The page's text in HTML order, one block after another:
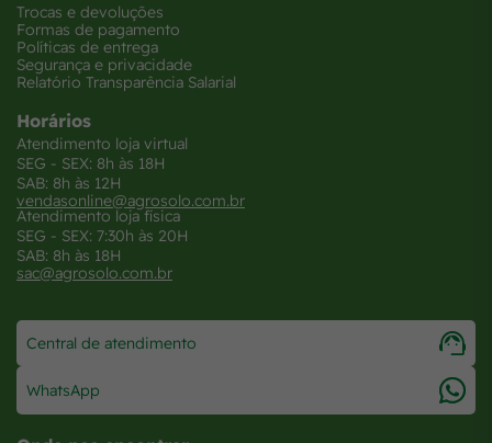
Trocas e devoluções
Formas de pagamento
Políticas de entrega
Segurança e privacidade
Relatório Transparência Salarial
Horários
Atendimento loja virtual
SEG - SEX: 8h às 18H
SAB: 8h às 12H
vendasonline@agrosolo.com.br
Atendimento loja física
SEG - SEX: 7:30h às 20H
SAB: 8h às 18H
sac@agrosolo.com.br
Central de atendimento
WhatsApp